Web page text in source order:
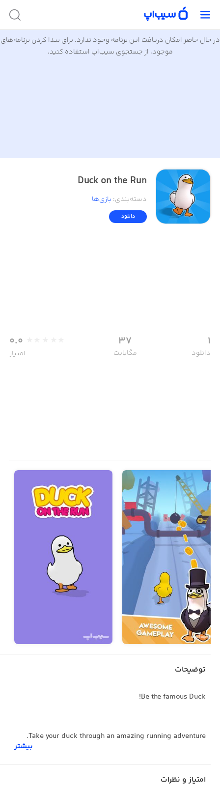
در حال حاضر امکان دریافت این برنامه وجود ندارد. برای پیدا کردن برنامه‌های
موجود، از جستجوی سیب‌اپ استفاده کنید.
Duck on the Run
دسته‌بندی: بازی‌ها
دانلود
1
دانلود
37
مگابایت
0.0
امتیاز
توضیحات
Be the famous Duck!
Take your duck through an amazing running adventure.
strutting your stuff.
بیشتر
امتیاز و نظرات